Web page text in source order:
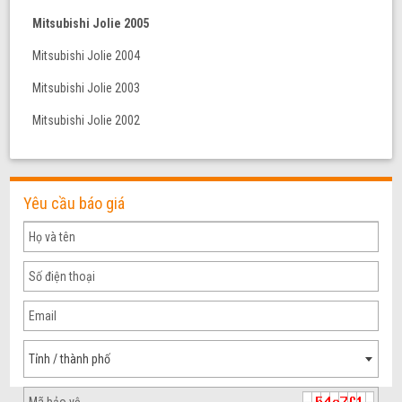
Mitsubishi Jolie 2005
Mitsubishi Jolie 2004
Mitsubishi Jolie 2003
Mitsubishi Jolie 2002
Yêu cầu báo giá
Tỉnh / thành phố